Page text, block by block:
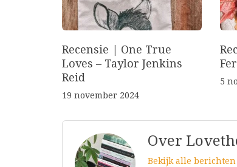
Recensie | One True
Loves – Taylor Jenkins
Reid
19 november 2024
5
Over
Bekijk alle